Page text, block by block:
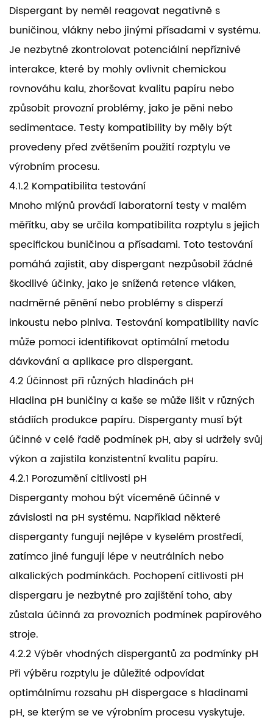
Dispergant by neměl reagovat negativně s
buničinou, vlákny nebo jinými přísadami v systému.
Je nezbytné zkontrolovat potenciální nepříznivé
interakce, které by mohly ovlivnit chemickou
rovnováhu kalu, zhoršovat kvalitu papíru nebo
způsobit provozní problémy, jako je pěni nebo
sedimentace. Testy kompatibility by měly být
provedeny před zvětšením použití rozptylu ve
výrobním procesu.
4.1.2 Kompatibilita testování
Mnoho mlýnů provádí laboratorní testy v malém
měřítku, aby se určila kompatibilita rozptylu s jejich
specifickou buničinou a přísadami. Toto testování
pomáhá zajistit, aby dispergant nezpůsobil žádné
škodlivé účinky, jako je snížená retence vláken,
nadměrné pěnění nebo problémy s disperzí
inkoustu nebo plniva. Testování kompatibility navíc
může pomoci identifikovat optimální metodu
dávkování a aplikace pro dispergant.
4.2 Účinnost při různých hladinách pH
Hladina pH buničiny a kaše se může lišit v různých
stádiích produkce papíru. Disperganty musí být
účinné v celé řadě podmínek pH, aby si udržely svůj
výkon a zajistila konzistentní kvalitu papíru.
4.2.1 Porozumění citlivosti pH
Disperganty mohou být víceméně účinné v
závislosti na pH systému. Například některé
disperganty fungují nejlépe v kyselém prostředí,
zatímco jiné fungují lépe v neutrálních nebo
alkalických podmínkách. Pochopení citlivosti pH
dispergaru je nezbytné pro zajištění toho, aby
zůstala účinná za provozních podmínek papírového
stroje.
4.2.2 Výběr vhodných dispergantů za podmínky pH
Při výběru rozptylu je důležité odpovídat
optimálnímu rozsahu pH dispergace s hladinami
pH, se kterým se ve výrobním procesu vyskytuje.